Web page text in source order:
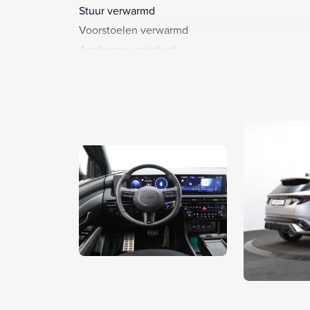
Stuur verwarmd
Voorstoelen verwarmd
Aanhanger assistent
Airco automatisch
Alarm klasse 1(startblokkering)
Anti Blokkeer Systeem
Anti doorSlip Regeling
Audio installatie
Automatische snelheidsbegrenzing ISA